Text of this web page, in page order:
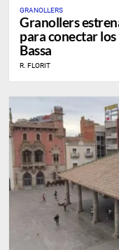
GRANOLLERS
Granollers
para conectar
Bassa
R. FLORIT